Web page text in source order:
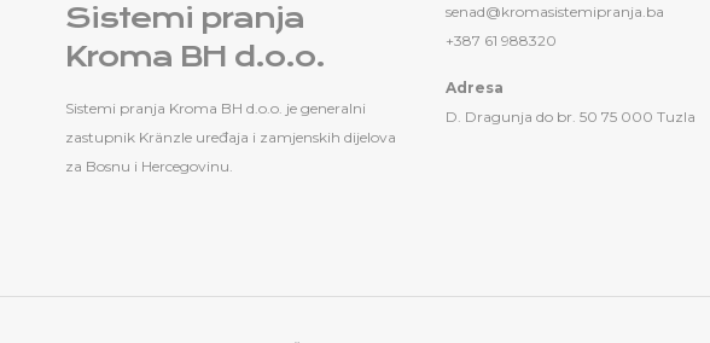
Sistemi pranja
Kroma BH d.o.o.
Sistemi pranja Kroma BH d.o.o. je generalni
zastupnik Kränzle uređaja i zamjenskih dijelova
za Bosnu i Hercegovinu.
senad@kromasistemipranja.ba
+387 61 988320
Adresa
D. Dragunja do br. 50 75 000 Tuzla